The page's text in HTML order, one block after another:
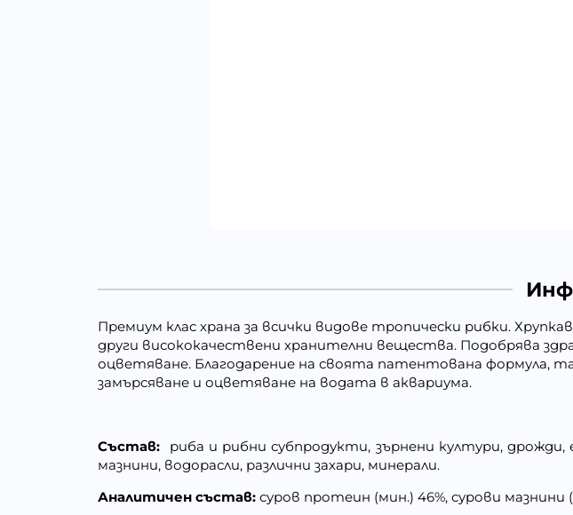
Премиум клас храна за всички видове тропически рибки.
други висококачествени хранителни вещества. Подобрява
оцветяване. Благодарение на своята патентована формула,
замърсяване и оцветяване на водата в аквариума.
Състав: риба и рибни субпродукти, зърнени култури,
мазнини, водорасли, различни захари, минерали.
Аналитичен състав: суров протеин (мин.) 46%, сурови мазнини